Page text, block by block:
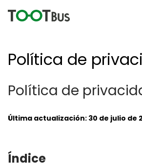
Política de
Política de
Última actualización: 30 de julio de
Índice